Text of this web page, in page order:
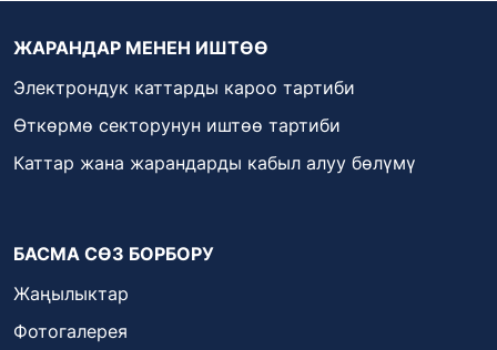
ЖАРАНДАР МЕНЕН ИШТӨӨ
Электрондук каттарды кароо тартиби
Өткөрмө секторунун иштөө тартиби
Каттар жана жарандарды кабыл алуу бөлүмү
БАСМА СӨЗ БОРБОРУ
Жаңылыктар
Фотогалерея